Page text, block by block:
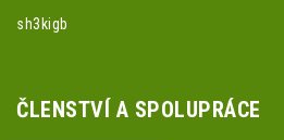
sh3kigb
ČLENSTVÍ A SPOLUPRÁCE